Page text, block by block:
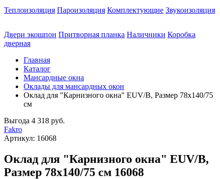
Теплоизоляция Пароизоляция Комплектующие Звукоизоляция
Двери экошпон Притворная планка Наличники Коробка
дверная
Главная
Каталог
Мансардные окна
Оклады для мансардных окон
Оклад для "Карнизного окна" EUV/B, Размер 78х140/75
см
Выгода 4 318 руб.
Fakro
Артикул: 16068
Оклад для "Карнизного окна" EUV/B,
Размер 78х140/75 см 16068